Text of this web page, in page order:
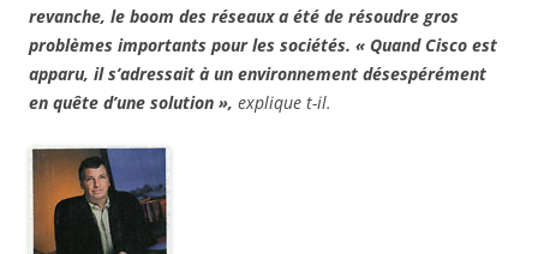
revanche, le boom des réseaux a été de résoudre gros
problèmes importants pour les sociétés. « Quand Cisco est
apparu, il s’adressait à un environnement désespérément
en quête d’une solution », explique t-il.